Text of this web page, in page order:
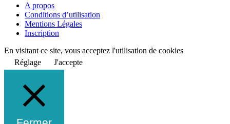
A propos
Conditions d’utilisation
Mentions Légales
Inscription
En visitant ce site, vous acceptez l'utilisation de cookies
Réglage
J'accepte